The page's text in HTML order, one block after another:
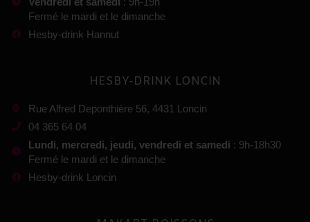
Fermé le mardi et le dimanche
Hesby-drink Hannut
HESBY-DRINK LONCIN
Rue Alfred Deponthière 56, 4431 Loncin
04 365 64 04
Lundi, mercredi, jeudi, vendredi et samedi : 9h-18h30
Fermé le mardi et le dimanche
Hesby-drink Loncin